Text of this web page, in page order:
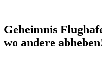
Geheimnis
wo andere